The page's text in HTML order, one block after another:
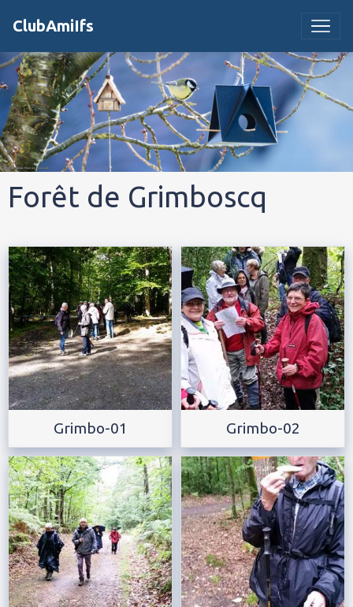
ClubAmiIfs
Forêt de Grimboscq
Grimbo-01 Grimbo-02